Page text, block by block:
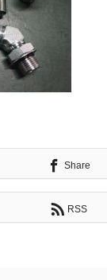
Share
RSS